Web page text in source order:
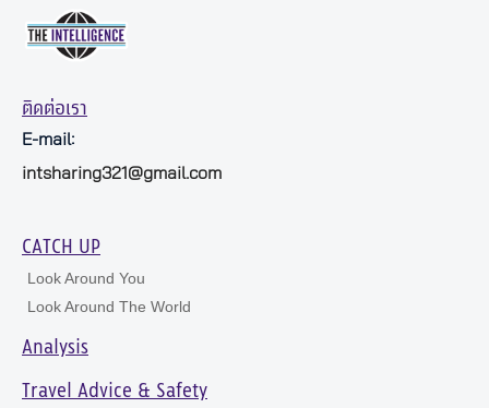
ติดต่อเรา
E-mail:
intsharing321@gmail.com
CATCH UP
Look Around You
Look Around The World
Analysis
Travel Advice & Safety